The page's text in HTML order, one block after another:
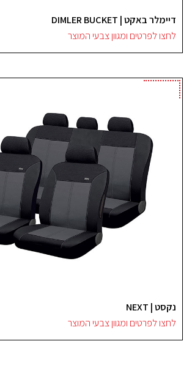
דיימלר באקט | DIMLER BUCKET
לחצו לפרטים ומגוון צבעי המוצר
נקסט | NEXT
לחצו לפרטים ומגוון צבעי המוצר